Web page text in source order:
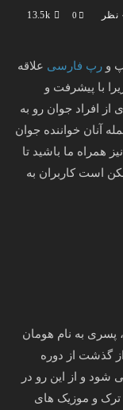
۰ نظر 0
13.5k
و رپ فارسی علاقه
با پیشرفت و
افراد جوان رو به
آنان خواننده جوان
همراه ما باشید تا
است کاربران به
از جمله خوانندگان جوان ایرانی متولد دهه ۷۰ ، پسری به نام هومان
آمده و پس از گذشت از دوره
و از این رو در
و موزیک های